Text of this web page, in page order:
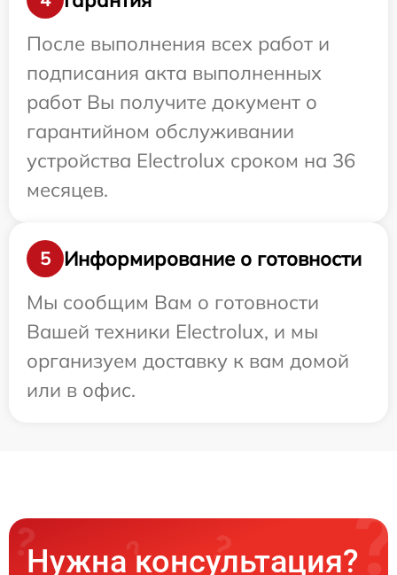
После выполнения всех работ и
подписания акта выполненных
работ Вы получите документ о
гарантийном обслуживании
устройства Electrolux сроком на 36
месяцев.
5
Информирование о готовности
Мы сообщим Вам о готовности
Вашей техники Electrolux, и мы
организуем доставку к вам домой
или в офис.
Нужна консультация?